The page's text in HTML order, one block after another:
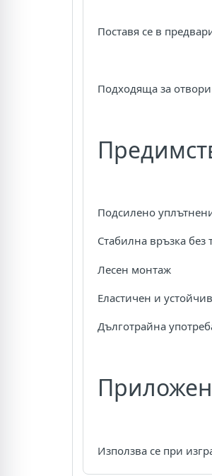
Поставя се в
Подходяща за
Подсилено
Стабилна връзка без
Лесен монтаж
Еластичен и
Дълготрайна
Използва се при